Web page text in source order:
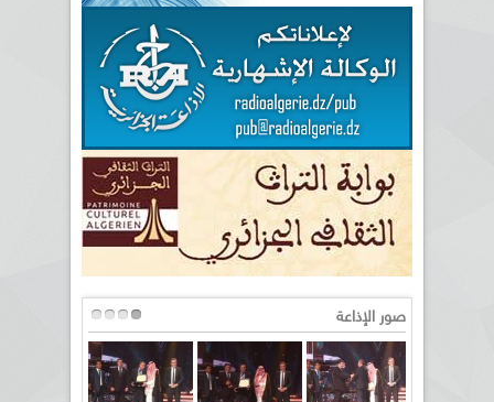
صور الإذاعة